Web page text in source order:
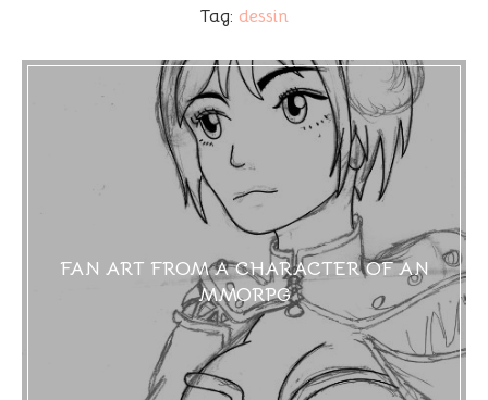
Tag: dessin
FAN ART FROM A CHARACTER OF AN
MMORPG